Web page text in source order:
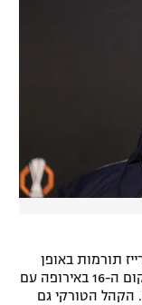
תורמות באופן
ניכר. בעונת 2023/24, גלאטסראיי דורגה במקום ה-16 באירופה עם
הקהל הטורקי גם